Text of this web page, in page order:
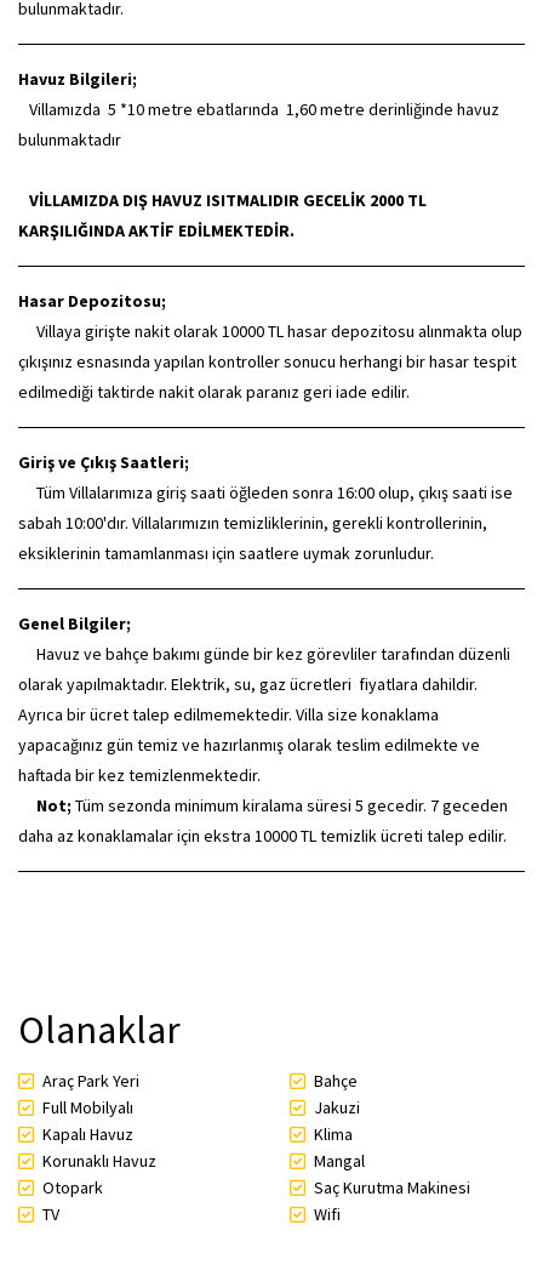
bulunmaktadır.
Havuz Bilgileri;
Villamızda 5 *10 metre ebatlarında 1,60 metre derinliğinde havuz
bulunmaktadır
VİLLAMIZDA DIŞ HAVUZ ISITMALIDIR GECELİK 2000 TL
KARŞILIĞINDA AKTİF EDİLMEKTEDİR.
Hasar Depozitosu;
Villaya girişte nakit olarak 10000 TL hasar depozitosu alınmakta olup
çıkışınız esnasında yapılan kontroller sonucu herhangi bir hasar tespit
edilmediği taktirde nakit olarak paranız geri iade edilir.
Giriş ve Çıkış Saatleri;
Tüm Villalarımıza giriş saati öğleden sonra 16:00 olup, çıkış saati ise
sabah 10:00'dır. Villalarımızın temizliklerinin, gerekli kontrollerinin,
eksiklerinin tamamlanması için saatlere uymak zorunludur.
Genel Bilgiler;
Havuz ve bahçe bakımı günde bir kez görevliler tarafından düzenli
olarak yapılmaktadır. Elektrik, su, gaz ücretleri fiyatlara dahildir.
Ayrıca bir ücret talep edilmemektedir. Villa size konaklama
yapacağınız gün temiz ve hazırlanmış olarak teslim edilmekte ve
haftada bir kez temizlenmektedir.
Not; Tüm sezonda minimum kiralama süresi 5 gecedir. 7 geceden
daha az konaklamalar için ekstra 10000 TL temizlik ücreti talep edilir.
Olanaklar
Araç Park Yeri
Bahçe
Full Mobilyalı
Jakuzi
Kapalı Havuz
Klima
Korunaklı Havuz
Mangal
Otopark
Saç Kurutma Makinesi
TV
Wifi